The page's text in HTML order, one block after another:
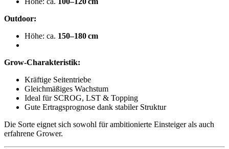
Outdoor:
Höhe: ca. 150–180 cm
Grow-Charakteristik:
Kräftige Seitentriebe
Gleichmäßiges Wachstum
Ideal für SCROG, LST & Topping
Gute Ertragsprognose dank stabiler Struktur
Die Sorte eignet sich sowohl für ambitionierte Einsteiger als auch
erfahrene Grower.